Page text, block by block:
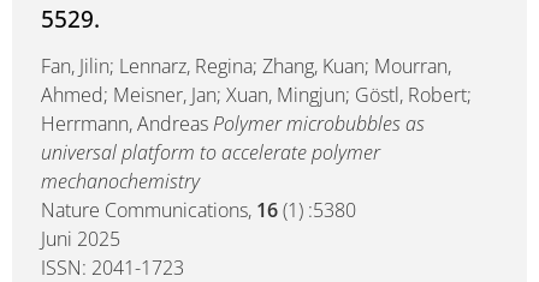
5529.
Fan, Jilin; Lennarz, Regina; Zhang, Kuan; Mourran,
Ahmed; Meisner, Jan; Xuan, Mingjun; Göstl, Robert;
Herrmann, AndreasPolymer microbubbles as
universal platform to accelerate polymer
mechanochemistry
Nature Communications, 16(1) :5380
Juni 2025
ISSN: 2041-1723